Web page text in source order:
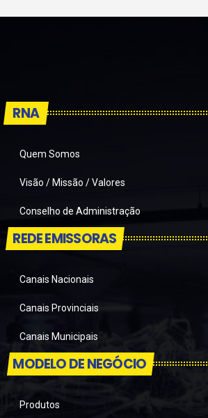
RNA
Quem Somos
Visão / Missão / Valores
Conselho de Administração
REDE EMISSORAS
Canais Nacionais
Canais Provinciais
Canais Municipais
MODELO DE NEGÓCIO
Produtos